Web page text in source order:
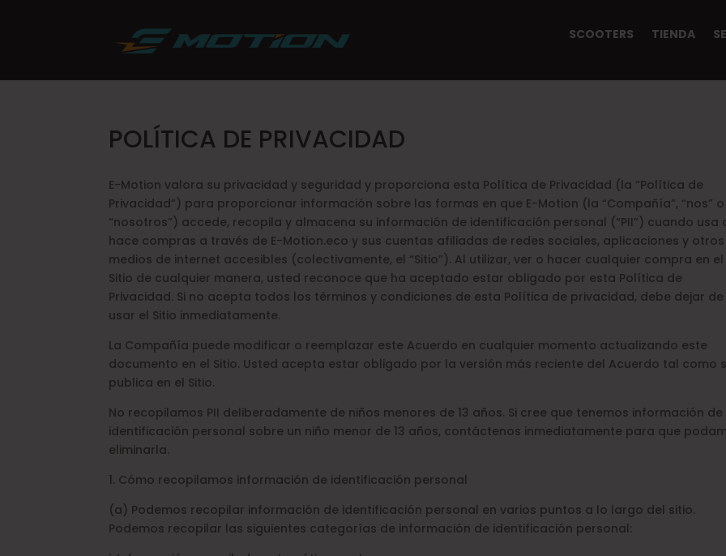
SCOOTERS TIENDA
POLÍTICA DE PRIVACIDAD
E-Motion valora su privacidad y seguridad y proporciona esta Política de Privacidad (la “Política de
Privacidad”) para proporcionar información sobre las formas en que E-Motion (la “Compañía”, “nos” o
“nosotros”) accede, recopila y almacena su información de identificación personal (“PII”) cuando usa
hace compras a través de E-Motion.eco y sus cuentas afiliadas de redes sociales, aplicaciones y otros
medios de internet accesibles (colectivamente, el “Sitio”). Al utilizar, ver o hacer cualquier compra en el
Sitio de cualquier manera, usted reconoce que ha aceptado estar obligado por esta Política de
Privacidad. Si no acepta todos los términos y condiciones de esta Política de privacidad, debe dejar de
usar el Sitio inmediatamente.
La Compañía puede modificar o reemplazar este Acuerdo en cualquier momento actualizando este
documento en el Sitio. Usted acepta estar obligado por la versión más reciente del Acuerdo tal como
publica en el Sitio.
No recopilamos PII deliberadamente de niños menores de 13 años. Si cree que tenemos información de
identificación personal sobre un niño menor de 13 años, contáctenos inmediatamente para que
eliminarla.
1. Cómo recopilamos información de identificación personal
(a) Podemos recopilar información de identificación personal en varios puntos a lo largo del sitio.
Podemos recopilar las siguientes categorías de información de identificación personal: